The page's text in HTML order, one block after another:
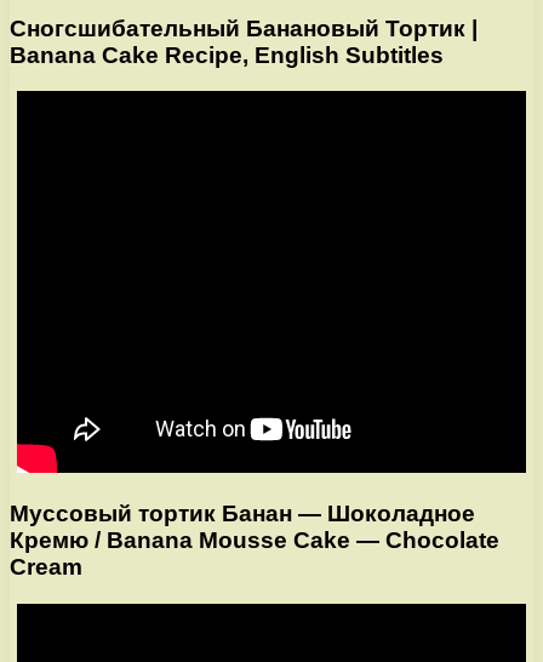
Сногсшибательный Банановый Тортик |
Banana Cake Recipe, English Subtitles
Муссовый тортик Банан — Шоколадное
Кремю / Banana Mousse Cake — Chocolate
Cream